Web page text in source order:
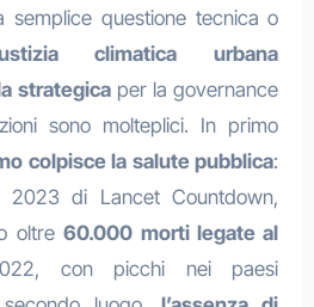
semplice questione tecnica o
climatica urbana
strategicaper la governance
sono molteplici. In primo
colpisce la salute pubblica:
2023 di Lancet Countdown,
oltre60.000 morti legate al
con picchi nei paesi